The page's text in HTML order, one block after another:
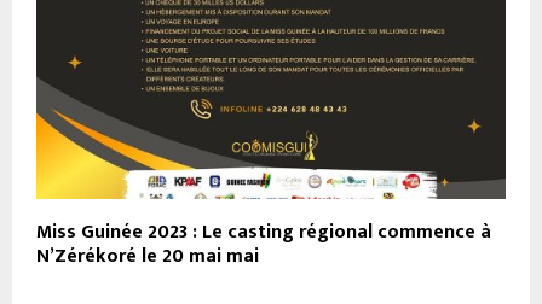
Miss Guinée 2023 : Le casting régional commence à
N’Zérékoré le 20 mai mai